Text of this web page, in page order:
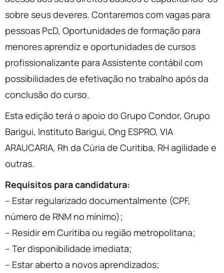
sobre seus deveres. Contaremos com vagas para
pessoas PcD, Oportunidades de formação para
menores aprendiz e oportunidades de cursos
profissionalizante para Assistente contábil com
possibilidades de efetivação no trabalho após da
conclusão do curso.
Esta edição terá o apoio do Grupo Condor, Grupo
Barigui, Instituto Barigui, Ong ESPRO, VIA
ARAUCARIA, Rh da Cúria de Curitiba, RH agilidade e
outras.
Requisitos para candidatura:
– Estar regularizado documentalmente (CPF,
número de RNM no mínimo);
– Residir em Curitiba ou região metropolitana;
– Ter disponibilidade imediata;
– Estar aberto a novos aprendizados;